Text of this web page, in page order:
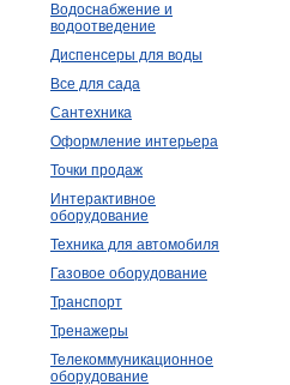
Водоснабжение и
водоотведение
Диспенсеры для воды
Все для сада
Сантехника
Оформление интерьера
Точки продаж
Интерактивное
оборудование
Техника для автомобиля
Газовое оборудование
Транспорт
Тренажеры
Телекоммуникационное
оборудование